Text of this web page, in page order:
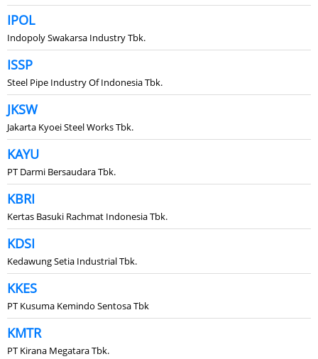
IPOL
Indopoly Swakarsa Industry Tbk.
ISSP
Steel Pipe Industry Of Indonesia Tbk.
JKSW
Jakarta Kyoei Steel Works Tbk.
KAYU
PT Darmi Bersaudara Tbk.
KBRI
Kertas Basuki Rachmat Indonesia Tbk.
KDSI
Kedawung Setia Industrial Tbk.
KKES
PT Kusuma Kemindo Sentosa Tbk
KMTR
PT Kirana Megatara Tbk.